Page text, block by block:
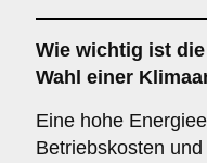
Wie wichtig ist die
Wahl einer
Eine hohe
Betriebskosten